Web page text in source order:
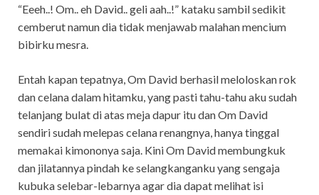
“Eeeh..! Om.. eh David.. geli aah..!” kataku sambil sedikit
cemberut namun dia tidak menjawab malahan mencium
bibirku mesra.
Entah kapan tepatnya, Om David berhasil meloloskan rok
dan celana dalam hitamku, yang pasti tahu-tahu aku sudah
telanjang bulat di atas meja dapur itu dan Om David
sendiri sudah melepas celana renangnya, hanya tinggal
memakai kimononya saja. Kini Om David membungkuk
dan jilatannya pindah ke selangkanganku yang sengaja
kubuka selebar-lebarnya agar dia dapat melihat isi